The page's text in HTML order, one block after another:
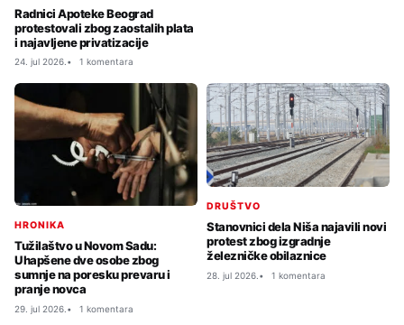
Radnici Apoteke Beograd
protestovali zbog zaostalih plata
i najavljene privatizacije
24. jul 2026. 1 komentara
HRONIKA
Tužilaštvo u Novom Sadu:
Uhapšene dve osobe zbog
sumnje na poresku prevaru i
pranje novca
29. jul 2026. 1 komentara
DRUŠTVO
Stanovnici dela Niša najavili novi
protest zbog izgradnje
železničke obilaznice
28. jul 2026. 1 komentara